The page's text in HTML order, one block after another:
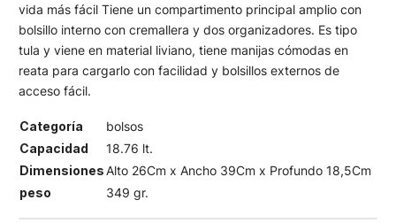
vida más fácil Tiene un compartimento principal amplio con
bolsillo interno con cremallera y dos organizadores. Es tipo
tula y viene en material liviano, tiene manijas cómodas en
reata para cargarlo con facilidad y bolsillos externos de
acceso fácil.
Categoría
bolsos
Capacidad
18.76 lt.
Dimensiones Alto 26Cm x Ancho 39Cm x Profundo 18,5Cm
peso
349 gr.